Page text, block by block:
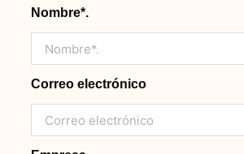
Nombre*.
Correo electrónico